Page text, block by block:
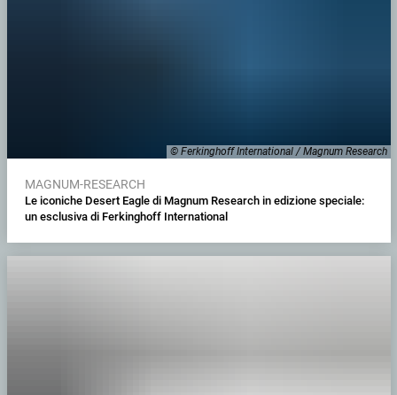
© Ferkinghoff International / Magnum Research
MAGNUM-RESEARCH
Le iconiche Desert Eagle di Magnum Research in edizione speciale:
un esclusiva di Ferkinghoff International